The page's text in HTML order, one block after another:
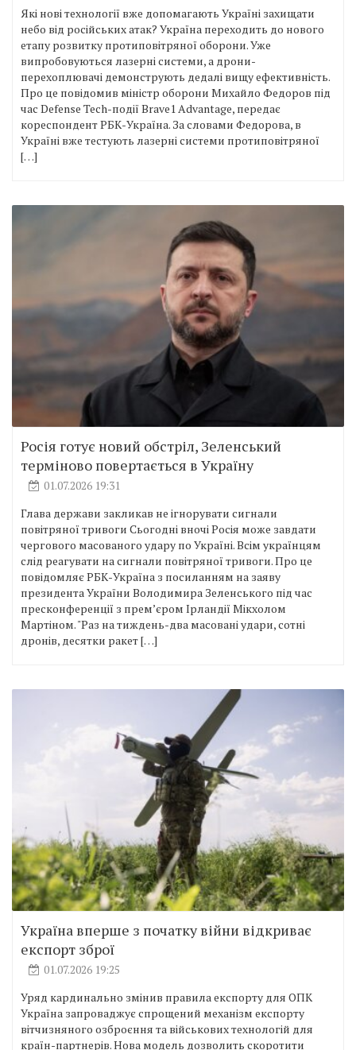
Які нові технології вже допомагають Україні захищати
небо від російських атак? Україна переходить до нового
етапу розвитку протиповітряної оборони. Уже
випробовуються лазерні системи, а дрони-
перехоплювачі демонструють дедалі вищу ефективність.
Про це повідомив міністр оборони Михайло Федоров під
час Defense Tech-події Brave1 Advantage, передає
кореспондент РБК-Україна. За словами Федорова, в
Україні вже тестують лазерні системи протиповітряної
[…]
Росія готує новий обстріл, Зеленський
терміново повертається в Україну
01.07.2026 19:31
Глава держави закликав не ігнорувати сигнали
повітряної тривоги Сьогодні вночі Росія може завдати
чергового масованого удару по Україні. Всім українцям
слід реагувати на сигнали повітряної тривоги. Про це
повідомляє РБК-Україна з посиланням на заяву
президента України Володимира Зеленського під час
пресконференції з прем’єром Ірландії Мікхолом
Мартіном. "Раз на тиждень-два масовані удари, сотні
дронів, десятки ракет […]
Україна вперше з початку війни відкриває
експорт зброї
01.07.2026 19:25
Уряд кардинально змінив правила експорту для ОПК
Україна запроваджує спрощений механізм експорту
вітчизняного озброєння та військових технологій для
країн-партнерів. Нова модель дозволить скоротити